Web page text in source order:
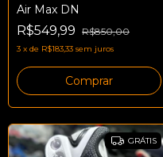
Air Max DN
R$549,99 R$850,00
3 x de R$183,33 sem juros
Comprar
GRÁTIS